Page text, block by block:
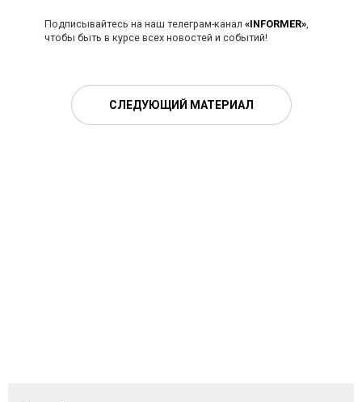
Подписывайтесь на наш телеграм-канал «INFORMER»,
чтобы быть в курсе всех новостей и событий!
СЛЕДУЮЩИЙ МАТЕРИАЛ